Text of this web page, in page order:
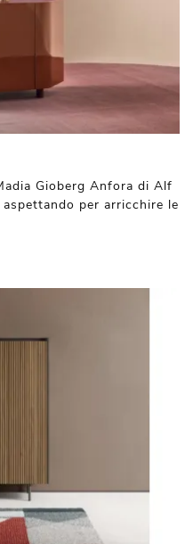
Gioberg Anfora di Alf
per arricchire le